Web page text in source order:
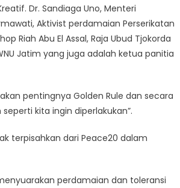
Dr. Sandiaga Uno, Menteri
Aktivist perdamaian Perserikatan
Riah Abu El Assal, Raja Ubud Tjokorda
Jatim yang juga adalah ketua panitia
pentingnya Golden Rule dan secara
kita ingin diperlakukan”.
terpisahkan dari Peace20 dalam
perdamaian dan toleransi